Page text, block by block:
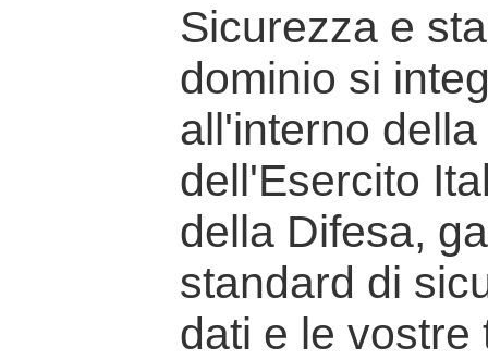
Sicurezza e
dominio si
all'interno
dell'Esercito
della Difesa,
standard di
dati e le vostre